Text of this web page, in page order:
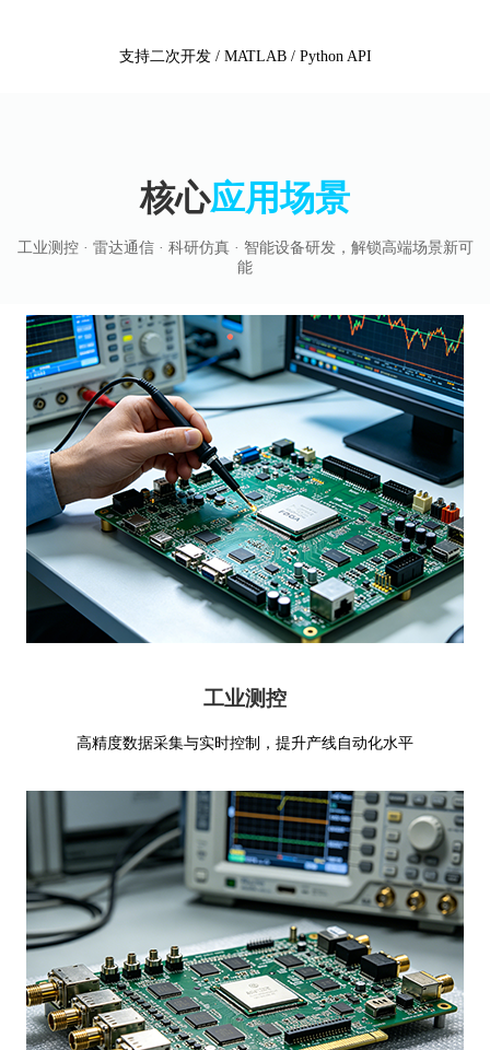
支持二次开发 / MATLAB / Python API
核心应用场景
工业测控 · 雷达通信 · 科研仿真 · 智能设备研发，解锁高端场景新可
能
工业测控
高精度数据采集与实时控制，提升产线自动化水平